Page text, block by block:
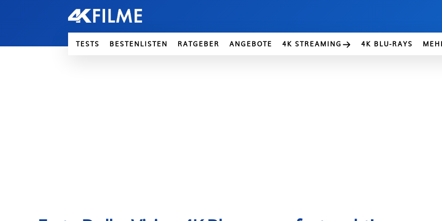
TESTS BESTENLISTEN RATGEBER ANGEBOTE 4K STREAMING 4K BLU-RAYS